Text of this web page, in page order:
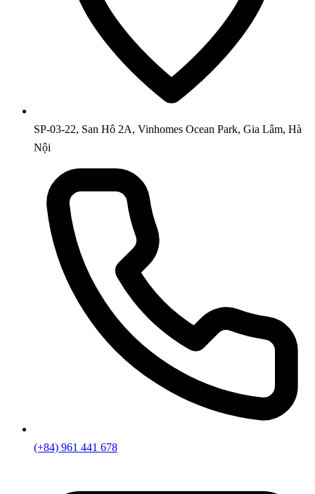
SP-03-22, San Hô 2A, Vinhomes Ocean Park, Gia Lâm, Hà
Nội
(+84) 961 441 678